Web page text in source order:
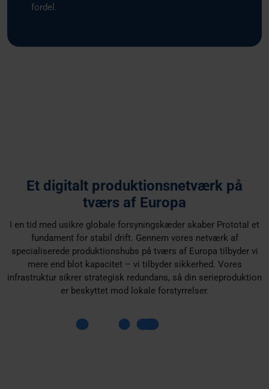
fordel.
Et digitalt produktionsnetværk på
tværs af Europa
I en tid med usikre globale forsyningskæder skaber Prototal et
fundament for stabil drift. Gennem vores netværk af
specialiserede produktionshubs på tværs af Europa tilbyder vi
mere end blot kapacitet – vi tilbyder sikkerhed. Vores
infrastruktur sikrer strategisk redundans, så din serieproduktion
er beskyttet mod lokale forstyrrelser.